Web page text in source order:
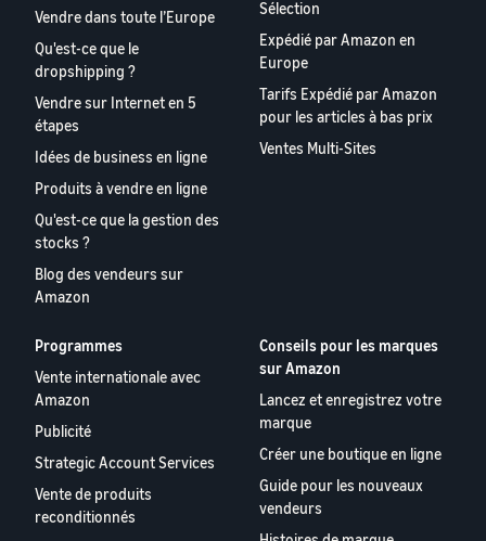
Vendre dans toute l’Europe
Qu'est-ce que le
dropshipping ?
Vendre sur Internet en 5
étapes
Idées de business en ligne
Produits à vendre en ligne
Qu'est-ce que la gestion des
stocks ?
Blog des vendeurs sur
Amazon
Sélection
Expédié par Amazon en
Europe
Tarifs Expédié par Amazon
pour les articles à bas prix
Ventes Multi-Sites
Programmes
Vente internationale avec
Amazon
Publicité
Strategic Account Services
Vente de produits
reconditionnés
Conseils pour les marques
sur Amazon
Lancez et enregistrez votre
marque
Créer une boutique en ligne
Guide pour les nouveaux
vendeurs